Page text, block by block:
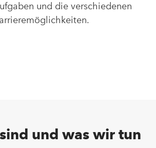
und die verschiedenen
und was wir tun